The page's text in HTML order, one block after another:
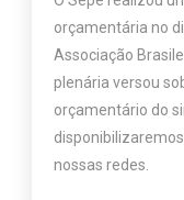
orçamentária no
Associação
plenária versou
orçamentário do
nossas redes.